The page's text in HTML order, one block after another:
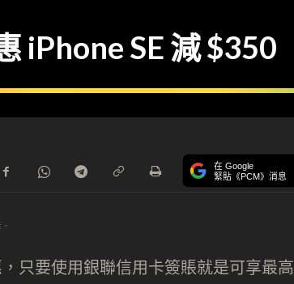
iPhone SE 減 $350
在 Google
緊貼《PCM》消息
-
只要使用銀聯信用卡簽賬就是可享最高